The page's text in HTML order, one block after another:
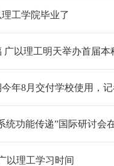
工学院毕业了
广以理工明天举办首届
年8月交付学校使用，
统功能传递”国际研讨会
以理工学习时间